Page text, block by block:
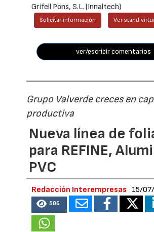
Grifell Pons, S.L. (Innaltech)
Solicitar información Ver stand
ver/escribir comentarios
Grupo Valverde creces en
productiva
Nueva línea de
para REFINE,
PVC
Redacción Interempresas 15/
506